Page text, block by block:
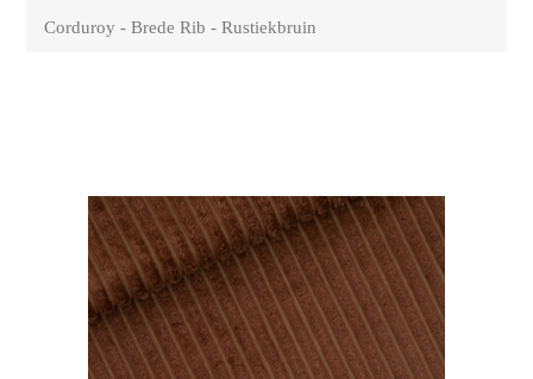
Corduroy - Brede Rib - Rustiekbruin